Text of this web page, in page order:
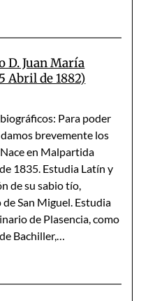
D. Juan María
Abril de 1882)
Para poder
brevemente los
en Malpartida
1835. Estudia Latín y
de su sabio tío,
San Miguel. Estudia
de Plasencia, como
Bachiller,…